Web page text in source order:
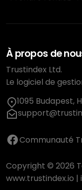
À propos de
Trustindex Ltd.
Le logiciel de
1095 Budapest,
Communauté
Copyright © 2026
www.trustindex.io |